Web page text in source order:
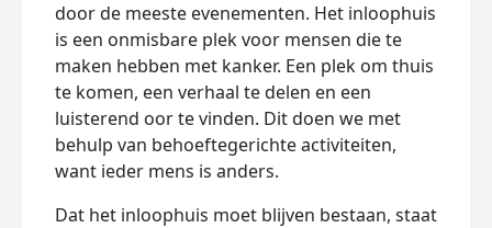
door de meeste evenementen. Het inloophuis
is een onmisbare plek voor mensen die te
maken hebben met kanker. Een plek om thuis
te komen, een verhaal te delen en een
luisterend oor te vinden. Dit doen we met
behulp van behoeftegerichte activiteiten,
want ieder mens is anders.
Dat het inloophuis moet blijven bestaan, staat